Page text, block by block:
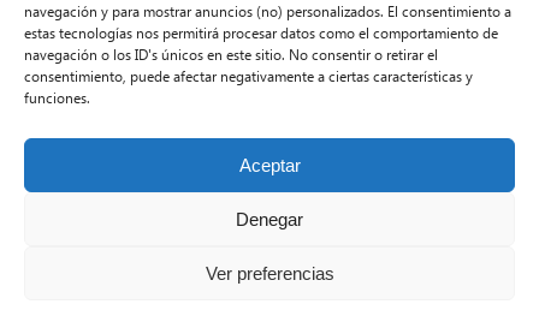
navegación y para mostrar anuncios (no) personalizados. El consentimiento a
estas tecnologías nos permitirá procesar datos como el comportamiento de
navegación o los ID's únicos en este sitio. No consentir o retirar el
consentimiento, puede afectar negativamente a ciertas características y
funciones.
Aceptar
Denegar
Ver preferencias
Términos y condiciones
Política de privacidad
Contacto
Desarrollo Web por Kiwop